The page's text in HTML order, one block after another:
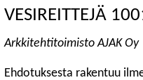
VESIREITTEJÄ
Arkkitehtitoimisto AJAK Oy
Ehdotuksesta rakentuu